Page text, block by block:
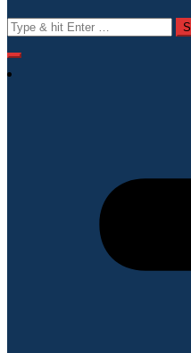
Search
for: